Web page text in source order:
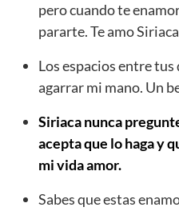
pero cuando te
pararte. Te amo
Los espacios entre
agarrar mi mano. Un
Siriaca nunca
acepta que lo haga y
mi vida amor.
Sabes que estas